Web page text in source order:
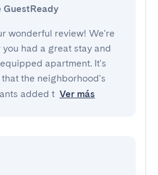
GuestReady
wonderful review! We're
had a great stay and
apartment. It's
the neighborhood's
added t Ver más